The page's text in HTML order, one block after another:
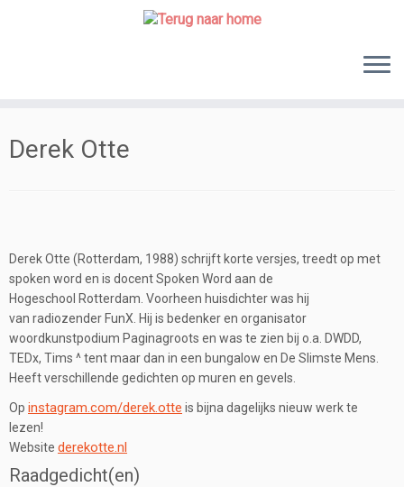
Derek Otte
Derek Otte (Rotterdam, 1988) schrijft korte versjes, treedt op met
spoken word en is docent Spoken Word aan de
Hogeschool Rotterdam. Voorheen huisdichter was hij
van radiozender FunX. Hij is bedenker en organisator
woordkunstpodium Paginagroots en was te zien bij o.a. DWDD,
TEDx, Tims ^ tent maar dan in een bungalow en De Slimste Mens.
Heeft verschillende gedichten op muren en gevels.
Op instagram.com/derek.otte is bijna dagelijks nieuw werk te
lezen!
Website derekotte.nl
Raadgedicht(en)